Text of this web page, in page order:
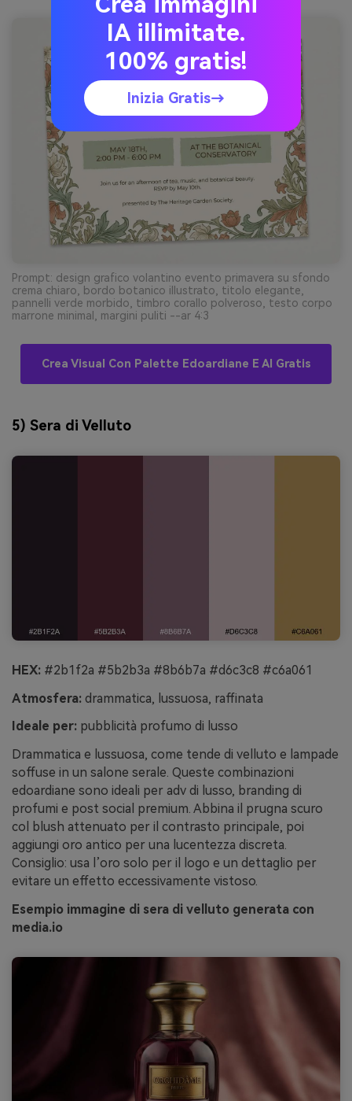
Prompt: design grafico volantino evento primavera su sfondo
crema chiaro, bordo botanico illustrato, titolo elegante,
pannelli verde morbido, timbro corallo polveroso, testo corpo
marrone minimal, margini puliti --ar 4:3
Crea Visual Con Palette Edoardiane E AI Gratis
5) Sera di Velluto
HEX: #2b1f2a #5b2b3a #8b6b7a #d6c3c8 #c6a061
Atmosfera: drammatica, lussuosa, raffinata
Ideale per: pubblicità profumo di lusso
Drammatica e lussuosa, come tende di velluto e lampade
soffuse in un salone serale. Queste combinazioni
edoardiane sono ideali per adv di lusso, branding di
profumi e post social premium. Abbina il prugna scuro
col blush attenuato per il contrasto principale, poi
aggiungi oro antico per una lucentezza discreta.
Consiglio: usa l’oro solo per il logo e un dettaglio per
evitare un effetto eccessivamente vistoso.
Esempio immagine di sera di velluto generata con
media.io
IA illimitate.
100% gratis!
Inizia Gratis→